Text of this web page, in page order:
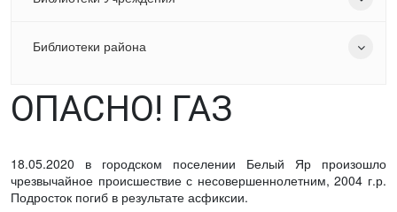
Библиотеки района
ОПАСНО! ГАЗ
18.05.2020 в городском поселении Белый Яр произошло
чрезвычайное происшествие с несовершеннолетним, 2004 г.р.
Подросток погиб в результате асфиксии.